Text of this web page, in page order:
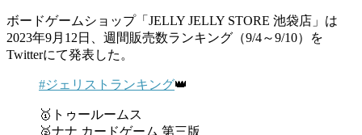
ボードゲームショップ「JELLY JELLY STORE 池袋店」は
2023年9月12日、週間販売数ランキング（9/4～9/10）を
Twitterにて発表した。
#ジェリストランキング👑
🥇トゥールームス
🥈ナナ カードゲーム 第三版